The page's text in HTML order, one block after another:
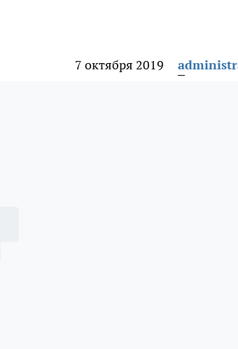
7 октября 2019